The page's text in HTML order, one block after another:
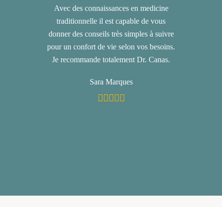
Avec des connaissances en medicine
traditionnelle il est capable de vous
donner des conseils très simples à suivre
pour un confort de vie selon vos besoins.
Je recommande totalement Dr. Canas.
Sara Marques